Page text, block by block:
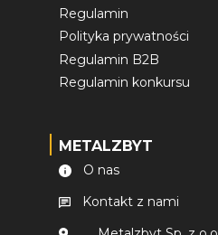
Regulamin
Polityka prywatności
Regulamin B2B
Regulamin konkursu
METALZBYT
O nas
Kontakt z nami